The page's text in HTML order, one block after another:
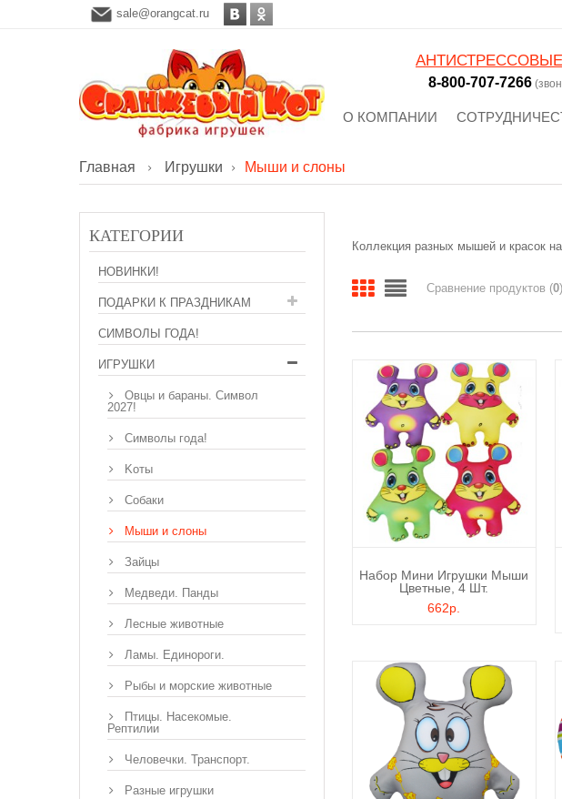
sale@orangcat.ru
8-800-707-7266
О КОМПАНИИ
Главная Игрушки Мыши и слоны
КАТЕГОРИИ
НОВИНКИ!
ПОДАРКИ К ПРАЗДНИКАМ
СИМВОЛЫ ГОДА!
ИГРУШКИ
Овцы и бараны. Символ
2027!
Символы года!
Kоты
Собаки
Мыши и слоны
Зайцы
Медведи. Панды
Лесные животные
Ламы. Единороги.
Рыбы и морские животные
Птицы. Насекомые.
Рептилии
Человечки. Транспорт.
Разные игрушки
Коллекция разных мышей и красок
Сравнение продуктов (0)
Набор Мини Игрушки Мыши
Цветные, 4 Шт.
662р.